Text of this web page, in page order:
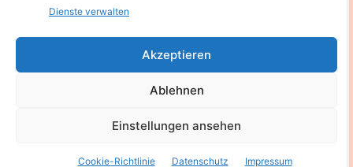
Dienste verwalten
Akzeptieren
Ablehnen
Einstellungen ansehen
Cookie-Richtlinie Datenschutz Impressum